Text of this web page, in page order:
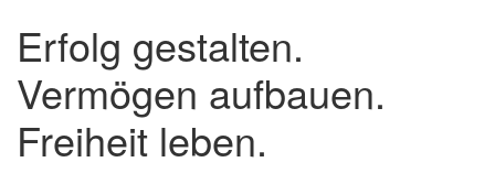
Erfolg gestalten.
Vermögen aufbauen.
Freiheit leben.